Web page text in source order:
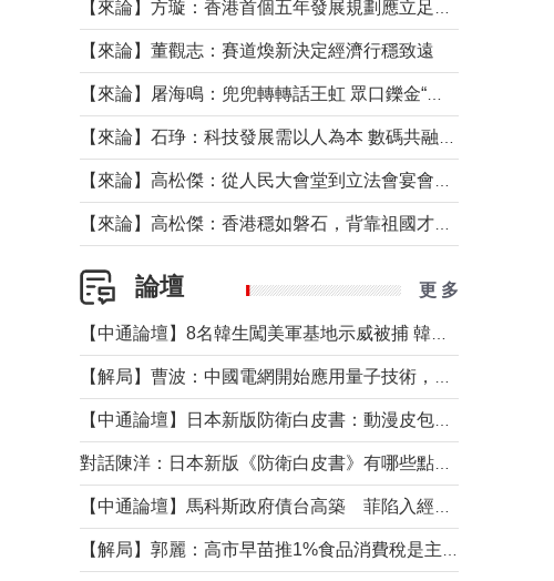
【來論】董觀志：賽道煥新決定經濟行穩致遠
論壇 更 多